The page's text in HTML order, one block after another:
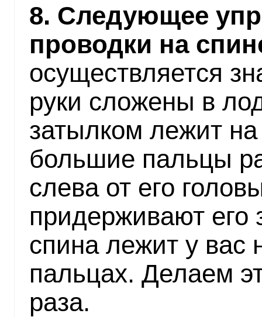
8. Следующее
проводки на
осуществляется
руки сложены в
затылком лежит
большие пальцы
слева от его
придерживают его
спина лежит у
пальцах. Делаем
раза.